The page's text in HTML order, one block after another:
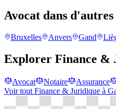
Avocat dans
Bruxelles Anvers Gand
Explorer Finance &
Avocat Notaire Assurance
Voir tout Finance & Juridique à